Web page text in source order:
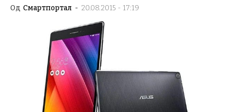
Од Смартпортал - 20.08.2015 - 17:19